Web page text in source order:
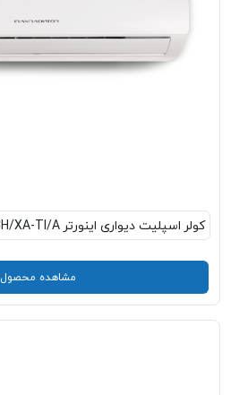
کولر اسپلیت دیواری اینورتر IAC-12CH/XA-TI/A
مشاهده محصول